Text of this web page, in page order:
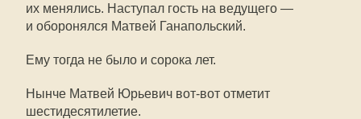
их менялись. Наступал гость на ведущего —
и оборонялся Матвей Ганапольский.
Ему тогда не было и сорока лет.
Нынче Матвей Юрьевич вот-вот отметит
шестидесятилетие.